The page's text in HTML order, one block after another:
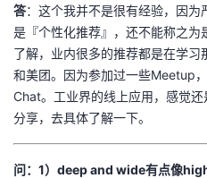
答：这个我并不是很有经验，因
是『个性化推荐』，还不能称之
了解，业内很多的推荐都是在学
和美团。因为参加过一些Meetup
Chat。工业界的线上应用，感觉
分享，去具体了解一下。
问：1）deep and wide有点像